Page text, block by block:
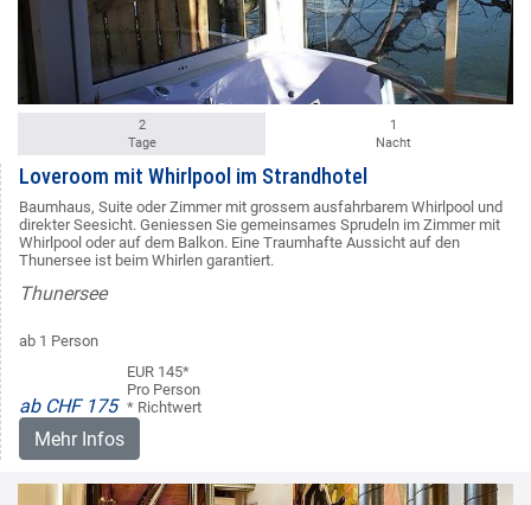
2
Tage
1
Nacht
Loveroom mit Whirlpool im Strandhotel
Baumhaus, Suite oder Zimmer mit grossem ausfahrbarem Whirlpool und
direkter Seesicht. Geniessen Sie gemeinsames Sprudeln im Zimmer mit
Whirlpool oder auf dem Balkon. Eine Traumhafte Aussicht auf den
Thunersee ist beim Whirlen garantiert.
Thunersee
ab 1 Person
ab CHF 175
EUR 145*
Pro Person
* Richtwert
Mehr Infos